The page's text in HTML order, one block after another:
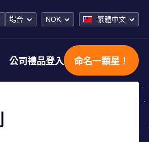
場合 NOK 繁體中文
公司禮品登入 命名一顆星！